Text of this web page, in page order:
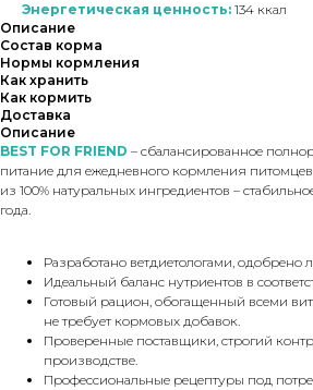
Энергетическая ценность: 134 ккал
Описание
Состав корма
Нормы кормления
Как хранить
Как кормить
Доставка
Описание
BEST FOR FRIEND – сбалансированное
питание для ежедневного кормления
из 100% натуральных ингредиентов –
года.
Разработано ветдиетологами, одобрено
Идеальный баланс нутриентов в
Готовый рацион, обогащенный всеми
не требует кормовых добавок.
Проверенные поставщики, строгий
производстве.
Профессиональные рецептуры под